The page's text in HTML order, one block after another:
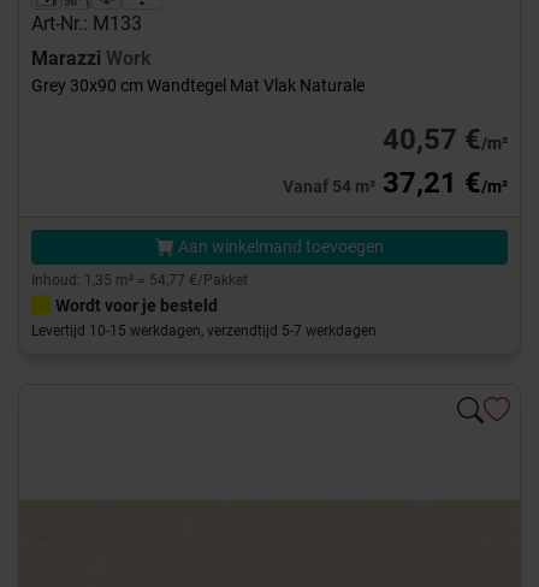
Art-Nr.: M133
Marazzi Work
Grey 30x90 cm Wandtegel Mat Vlak Naturale
40,57 €/m²
Vanaf 54 m² 37,21 €/m²
Aan winkelmand toevoegen
Inhoud: 1,35 m² = 54,77 €/Pakket
Wordt voor je besteld
Levertijd 10-15 werkdagen, verzendtijd 5-7 werkdagen